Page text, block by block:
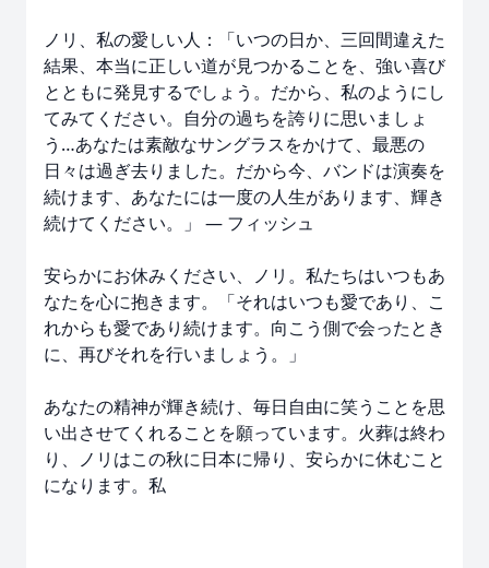
ノリ、私の愛しい人：「いつの日か、三回間違えた
結果、本当に正しい道が見つかることを、強い喜び
とともに発見するでしょう。だから、私のようにし
てみてください。自分の過ちを誇りに思いましょ
う…あなたは素敵なサングラスをかけて、最悪の
日々は過ぎ去りました。だから今、バンドは演奏を
続けます、あなたには一度の人生があります、輝き
続けてください。」 — フィッシュ
安らかにお休みください、ノリ。私たちはいつもあ
なたを心に抱きます。「それはいつも愛であり、こ
れからも愛であり続けます。向こう側で会ったとき
に、再びそれを行いましょう。」
あなたの精神が輝き続け、毎日自由に笑うことを思
い出させてくれることを願っています。火葬は終わ
り、ノリはこの秋に日本に帰り、安らかに休むこと
になります。私